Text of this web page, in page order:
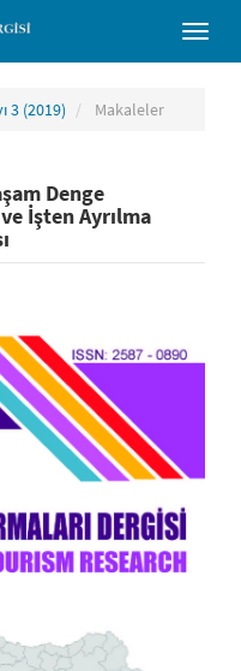
Toggle
3 (2019) Makaleler
Denge
İşten Ayrılma